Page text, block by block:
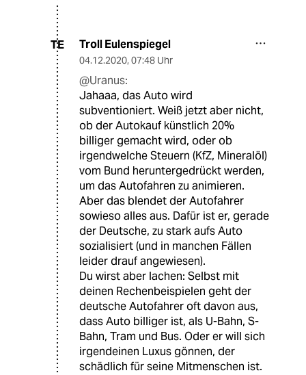
TE Troll Eulenspiegel
04.12.2020, 07:48 Uhr
@Uranus:
Jahaaa, das Auto wird
subventioniert. Weiß jetzt aber nicht,
ob der Autokauf künstlich 20%
billiger gemacht wird, oder ob
irgendwelche Steuern (KfZ, Mineralöl)
vom Bund heruntergedrückt werden,
um das Autofahren zu animieren.
Aber das blendet der Autofahrer
sowieso alles aus. Dafür ist er, gerade
der Deutsche, zu stark aufs Auto
sozialisiert (und in manchen Fällen
leider drauf angewiesen).
Du wirst aber lachen: Selbst mit
deinen Rechenbeispielen geht der
deutsche Autofahrer oft davon aus,
dass Auto billiger ist, als U-Bahn, S-
Bahn, Tram und Bus. Oder er will sich
irgendeinen Luxus gönnen, der
schädlich für seine Mitmenschen ist.